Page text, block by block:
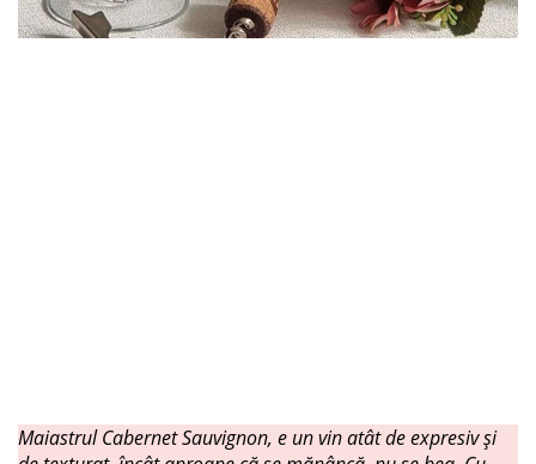
Maiastrul Cabernet Sauvignon, e un vin atât de expresiv şi